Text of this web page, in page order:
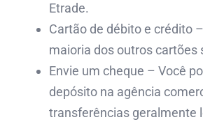
Etrade.
Cartão de débito e crédito
maioria dos outros cartões
Envie um cheque – Você
depósito na agência
transferências geralmente